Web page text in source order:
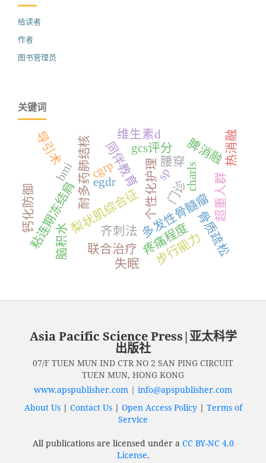
给读者
作者
图书管理员
关键词
多发性骨髓瘤骨质疏松
cgrp sp
个性化护理
同伴教育
门诊
耐多药肺结核
齐刺法
梨状肌综合征
疼痛程度
步行能力
egdr
粘连期冻结肩
bmi
超重人群
charls
联合治疗
脾消融
腰穿
脑积水
gcs评分
导引术
钙化防御
维生素d
失眠
热消融
Asia Pacific Science Press|亚太科学
出版社
07/F TUEN MUN IND CTR NO 2 SAN PING CIRCUIT
TUEN MUN, HONG KONG
www.apspublisher.com | info@apspublisher.com
About Us| Contact Us| Open Access Policy| Terms of
Service
All publications are licensed under a CC BY-NC 4.0
License.